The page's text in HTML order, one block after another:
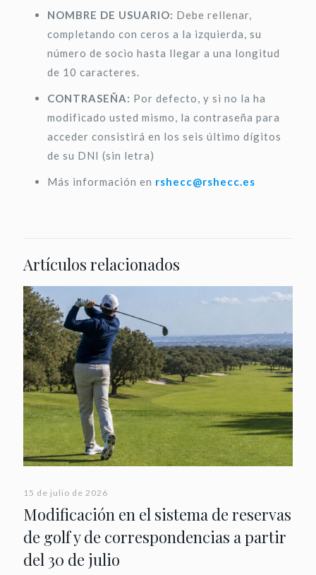
NOMBRE DE USUARIO: Debe rellenar,
completando con ceros a la izquierda, su
número de socio hasta llegar a una longitud
de 10 caracteres.
CONTRASEÑA: Por defecto, y si no la ha
modificado usted mismo, la contraseña para
acceder consistirá en los seis último dígitos
de su DNI (sin letra)
Más información en rshecc@rshecc.es
Artículos relacionados
15 de julio de 2026
Modificación en el sistema de reservas
de golf y de correspondencias a partir
del 30 de julio